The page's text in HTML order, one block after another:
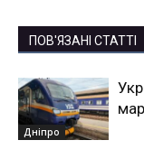
ПОВ'ЯЗАНІ СТАТТІ
Дніпро